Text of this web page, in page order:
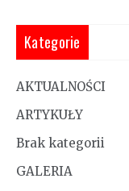
Kategorie
AKTUALNOŚCI
ARTYKUŁY
Brak kategorii
GALERIA